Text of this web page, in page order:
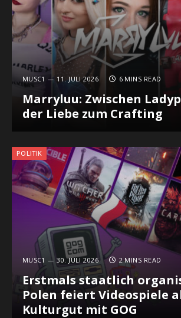
MUSC1 11. JULI 2026 6 MINS READ
Marryluu: Zwischen
der Liebe zum Crafting
POLITIK
MUSC1 30. JULI 2026 2 MINS READ
Erstmals staatlich
Polen feiert Videospiele
Kulturgut mit GOG